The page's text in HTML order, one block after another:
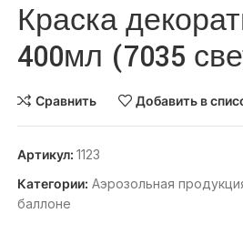
Краска
400мл (7035
Сравнить Добавить в
Артикул: 1123
Категории: Аэрозольная
баллоне